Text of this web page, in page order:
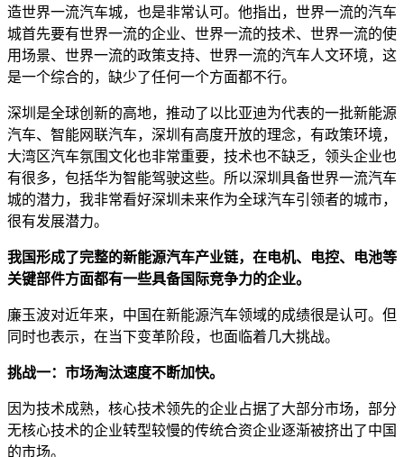
造世界一流汽车城，也是非常认可。他指出，世界一流的汽车
城首先要有世界一流的企业、世界一流的技术、世界一流的使
用场景、世界一流的政策支持、世界一流的汽车人文环境，这
是一个综合的，缺少了任何一个方面都不行。
深圳是全球创新的高地，推动了以比亚迪为代表的一批新能源
汽车、智能网联汽车，深圳有高度开放的理念，有政策环境，
大湾区汽车氛围文化也非常重要，技术也不缺乏，领头企业也
有很多，包括华为智能驾驶这些。所以深圳具备世界一流汽车
城的潜力，我非常看好深圳未来作为全球汽车引领者的城市，
很有发展潜力。
我国形成了完整的新能源汽车产业链，在电机、电控、电池等
关键部件方面都有一些具备国际竞争力的企业。
廉玉波对近年来，中国在新能源汽车领域的成绩很是认可。但
同时也表示，在当下变革阶段，也面临着几大挑战。
挑战一：市场淘汰速度不断加快。
因为技术成熟，核心技术领先的企业占据了大部分市场，部分
无核心技术的企业转型较慢的传统合资企业逐渐被挤出了中国
的市场。